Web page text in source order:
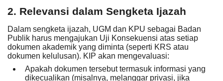
2. Relevansi dalam Sengketa Ijazah
Dalam sengketa ijazah, UGM dan KPU sebagai Badan
Publik harus mengajukan Uji Konsekuensi atas setiap
dokumen akademik yang diminta (seperti KRS atau
dokumen kelulusan). KIP akan mengevaluasi:
Apakah dokumen tersebut termasuk informasi yang
dikecualikan (misalnya, melanggar privasi, jika